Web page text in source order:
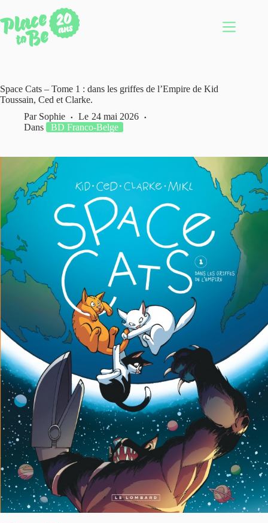
au
contenu
Space Cats – Tome 1 : dans les griffes de l’Empire de Kid
Toussain, Ced et Clarke.
Par Sophie Le 24 mai 2026
Dans
BD Franco-Belge